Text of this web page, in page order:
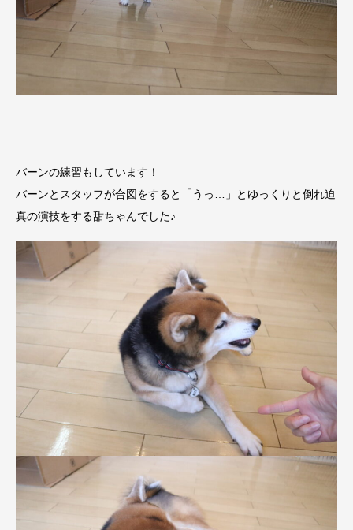
バーンの練習もしています！
バーンとスタッフが合図をすると「うっ…」とゆっくりと倒れ迫
真の演技をする甜ちゃんでした♪